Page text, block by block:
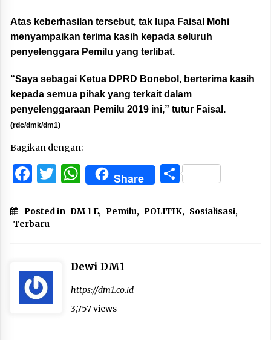
Atas keberhasilan tersebut, tak lupa Faisal Mohi
menyampaikan terima kasih kepada seluruh
penyelenggara Pemilu yang terlibat.
“Saya sebagai Ketua DPRD Bonebol, berterima kasih
kepada semua pihak yang terkait dalam
penyelenggaraan Pemilu 2019 ini,” tutur Faisal.
(rdc/dmk/dm1)
Bagikan dengan:
Facebook
Twitter
WhatsApp
Share Share
Posted in DM 1 E, Pemilu, POLITIK, Sosialisasi,
Terbaru
Dewi DM1
https://dm1.co.id
3,757 views